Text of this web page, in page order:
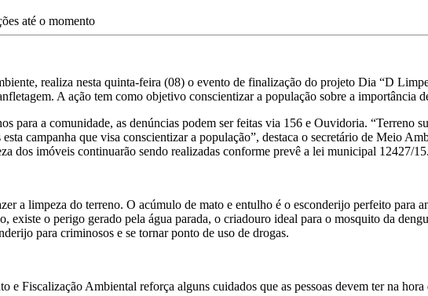
até o momento
realiza nesta quinta-feira (08) o evento de finalização do projeto Dia “D
A ação tem como objetivo conscientizar a população sobre a importância
a comunidade, as denúncias podem ser feitas via 156 e Ouvidoria. “Terreno
campanha que visa conscientizar a população”, destaca o secretário de Meio
dos imóveis continuarão sendo realizadas conforme prevê a lei municipal 12427/15.
a limpeza do terreno. O acúmulo de mato e entulho é o esconderijo perfeito para
existe o perigo gerado pela água parada, o criadouro ideal para o mosquito da
para criminosos e se tornar ponto de uso de drogas.
e Fiscalização Ambiental reforça alguns cuidados que as pessoas devem ter na